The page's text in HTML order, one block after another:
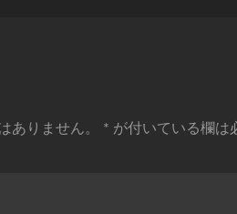
ありません。 * が付いている欄は